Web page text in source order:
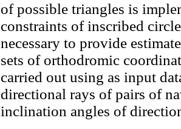
of possible triangles is
constraints of inscribed
necessary to provide
sets of orthodromic
carried out using as input
directional rays of pairs of
inclination angles of